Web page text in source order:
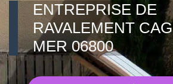
ENTREPRISE DE
RAVALEMENT
MER 06800